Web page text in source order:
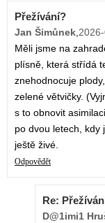
Přežívání?
Jan Šimůnek
Měli jsme na
plísně, která střídá
znehodnocuje
zelené větvičky.
s to obnovit
po dvou letech, kdy
ještě živé.
Odpovědět
Re:
D@1imi1